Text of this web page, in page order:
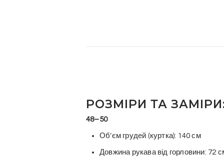
РОЗМІРИ ТА
48–50
Обʼєм грудей (куртка): 140 см
Довжина рукава від горловини: 72